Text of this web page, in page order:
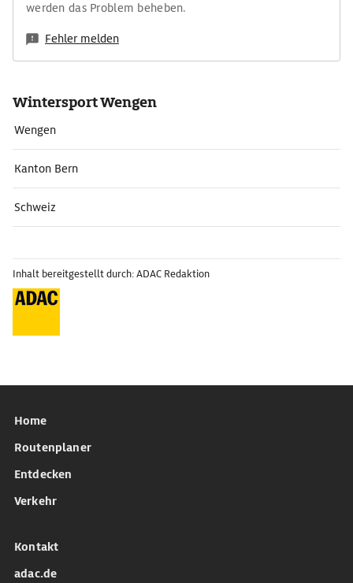
werden das Problem beheben.
Fehler melden
Wintersport Wengen
Wengen
Kanton Bern
Schweiz
Inhalt bereitgestellt durch: ADAC Redaktion
Home
Routenplaner
Entdecken
Verkehr
Kontakt
adac.de